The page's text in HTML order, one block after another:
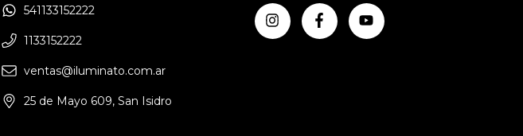
541133152222
1133152222
ventas@iluminato.com.ar
25 de Mayo 609, San Isidro